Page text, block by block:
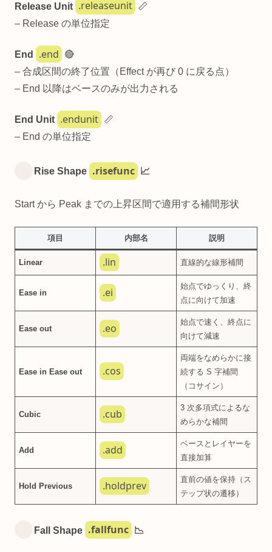
Release Unit .releaseunit
📏
– Release の単位指定
End .end
🔴
– 合成区間の終了位置（Effect が再び 0 に戻る点）
– End 以降はベースのみが出力される
End Unit .endunit
📏
– End の単位指定
Rise Shape .risefunc 📈
Start から Peak までの上昇区間で適用する補間形状
項目 内部名 説明
Linear .lin 直線的な線形補間
Ease in .ei
始点でゆっくり、終
点に向けて加速
Ease out .eo
始点で速く、終点に
向けて減速
Ease in Ease out .cos
両端をなめらかに接
続する S 字補間
（コサイン）
Cubic .cub
3 次多項式によるな
めらかな補間
Add .add
ベースとレイヤーを
直接加算
Hold Previous .holdprev
直前の値を保持（ス
テップ状の遷移）
Fall Shape .fallfunc 📉